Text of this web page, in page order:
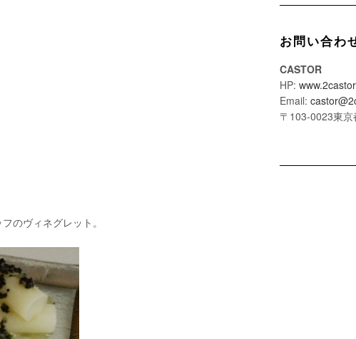
のヴィネグレット。
お問い合わ
CASTOR
HP:
Email:
〒103-0023東